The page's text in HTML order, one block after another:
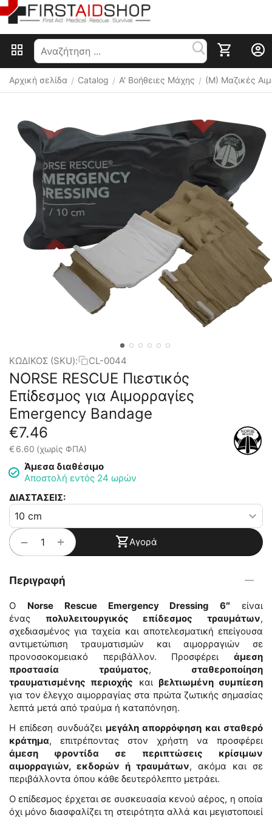
Αρχική σελίδα / Catalog / Α' Βοήθειες Μάχης / (M) Μαζικές
ΚΩΔΙΚΟΣ (SKU): CL-0044
NORSE RESCUE Πιεστικός
Επίδεσμος για Αιμορραγίες
Emergency Bandage
€7.46
€6.60 (χωρίς ΦΠΑ)
Άμεσα διαθέσιμο
Αποστολή εντός 24 ωρών
ΔΙΑΣΤΑΣΕΙΣ:
+
− Αγορά
Περιγραφή
Ο Norse Rescue Emergency Dressing 6″ είναι
ένας πολυλειτουργικός επίδεσμος τραυμάτων,
σχεδιασμένος για ταχεία και αποτελεσματική επείγουσα
αντιμετώπιση τραυματισμών και αιμορραγιών σε
προνοσοκομειακό περιβάλλον. Προσφέρει άμεση
προστασία τραύματος, σταθεροποίηση
τραυματισμένης περιοχής και βελτιωμένη συμπίεση
για τον έλεγχο αιμορραγίας στα πρώτα ζωτικής σημασίας
λεπτά μετά από τραύμα ή καταπόνηση.
Η επίδεση συνδυάζει μεγάλη απορρόφηση και σταθερό
κράτημα, επιτρέποντας στον χρήστη να προσφέρει
άμεση φροντίδα σε περιπτώσεις κρίσιμων
αιμορραγιών, εκδορών ή τραυμάτων, ακόμα και σε
περιβάλλοντα όπου κάθε δευτερόλεπτο μετράει.
Ο επίδεσμος έρχεται σε συσκευασία κενού αέρος, η οποία
όχι μόνο διασφαλίζει τη στειρότητα αλλά και μεγιστοποιεί